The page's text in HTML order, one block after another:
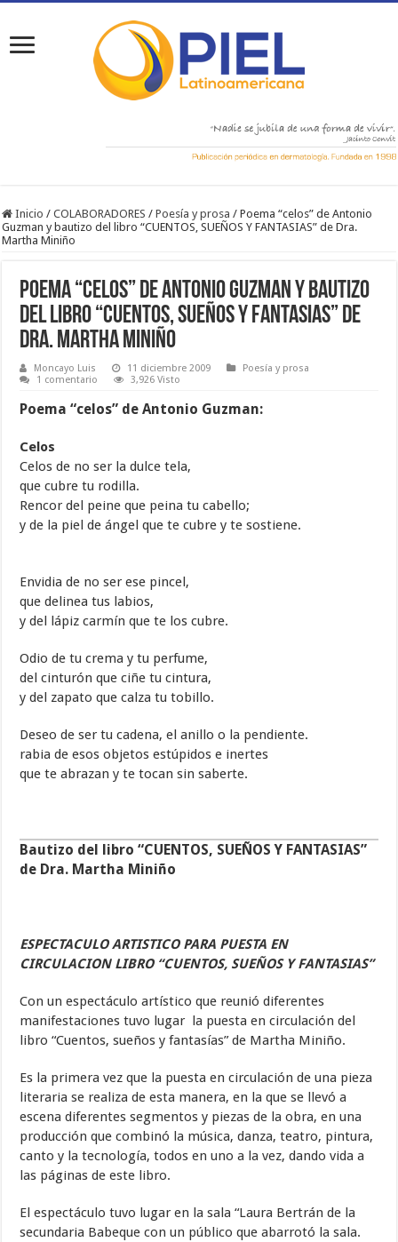
Inicio / COLABORADORES / Poesí­a y prosa / Poema “celos” de Antonio
Guzman y bautizo del libro “CUENTOS, SUEÑOS Y FANTASIAS” de Dra.
Martha Miniño
Poema “celos” de Antonio Guzman y bautizo
del libro “CUENTOS, SUEÑOS Y FANTASIAS” de
Dra. Martha Miniño
Moncayo Luis 11 diciembre 2009
Poesí­a y prosa
1 comentario
3,926 Visto
Poema “celos” de Antonio Guzman:
Celos
Celos de no ser la dulce tela,
que cubre tu rodilla.
Rencor del peine que peina tu cabello;
y de la piel de ángel que te cubre y te sostiene.
Envidia de no ser ese pincel,
que delinea tus labios,
y del lápiz carmín que te los cubre.
Odio de tu crema y tu perfume,
del cinturón que ciñe tu cintura,
y del zapato que calza tu tobillo.
Deseo de ser tu cadena, el anillo o la pendiente.
rabia de esos objetos estúpidos e inertes
que te abrazan y te tocan sin saberte.
Bautizo del libro “CUENTOS, SUEÑOS Y FANTASIAS”
de Dra. Martha Miniño
ESPECTACULO ARTISTICO PARA PUESTA EN
CIRCULACION LIBRO “CUENTOS, SUEÑOS Y FANTASIAS”
Con un espectáculo artístico que reunió diferentes
manifestaciones tuvo lugar la puesta en circulación del
libro “Cuentos, sueños y fantasías” de Martha Miniño.
Es la primera vez que la puesta en circulación de una pieza
literaria se realiza de esta manera, en la que se llevó a
escena diferentes segmentos y piezas de la obra, en una
producción que combinó la música, danza, teatro, pintura,
canto y la tecnología, todos en uno a la vez, dando vida a
las páginas de este libro.
El espectáculo tuvo lugar en la sala “Laura Bertrán de la
secundaria Babeque con un público que abarrotó la sala.